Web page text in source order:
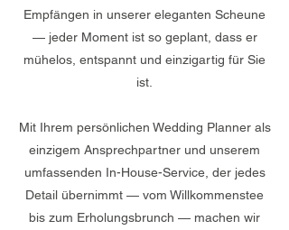
Empfängen in unserer eleganten Scheune
— jeder Moment ist so geplant, dass er
mühelos, entspannt und einzigartig für Sie
ist.
Mit Ihrem persönlichen Wedding Planner als
einzigem Ansprechpartner und unserem
umfassenden In-House-Service, der jedes
Detail übernimmt — vom Willkommenstee
bis zum Erholungsbrunch — machen wir